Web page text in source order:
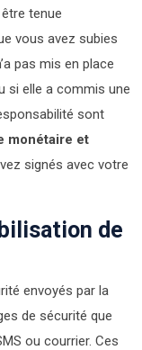
tenue
vous avez subies
pas mis en place
si elle a commis une
sont
monétaire et
signés avec votre
de
envoyés par la
de sécurité que
ou courrier. Ces